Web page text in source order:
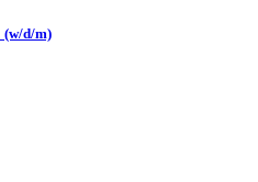
(w/d/m)